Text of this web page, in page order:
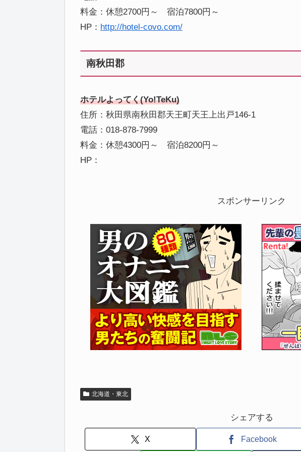
料金：休憩2700円～ 宿泊7800円～
HP： http://hotel-covo.com/
南秋田郡
ホテルよってく(Yo!TeKu)
住所：秋田県南秋田郡天王町天王上出戸146-1
電話：018-878-7999
料金：休憩4300円～ 宿泊8200円～
HP：
スポンサーリンク
北海道・東北
シェアする
X Facebook